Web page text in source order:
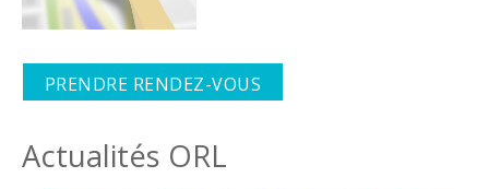
PRENDRE RENDEZ-VOUS
Actualités ORL